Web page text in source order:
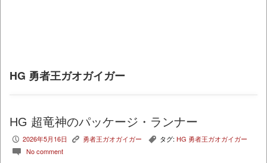
HG 勇者王ガオガイガー
HG 超竜神のパッケージ・ランナー
P 2026年5月16日 K 勇者王ガオガイガー , タグ: HG 勇者王ガオガイガー
c No comment